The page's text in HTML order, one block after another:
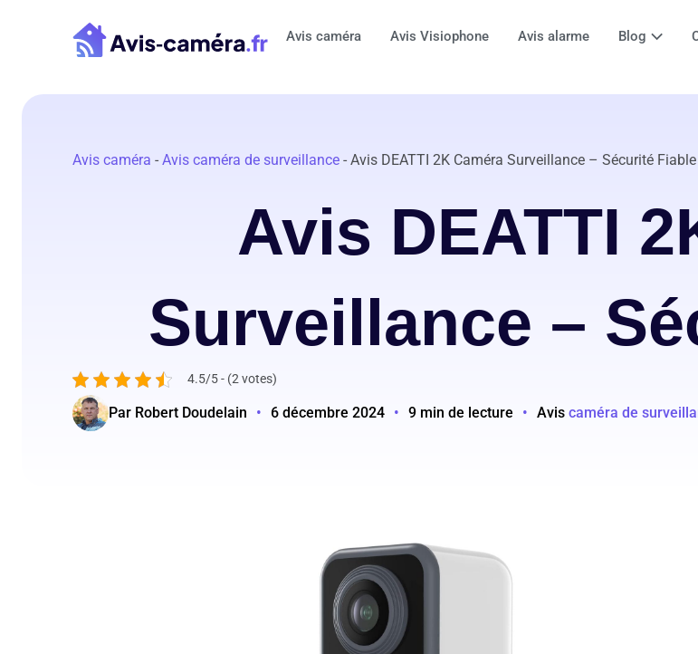
Avis caméra Avis Visiophone Avis alarme Blog
Avis caméra - Avis caméra de surveillance - Avis DEATTI 2K Caméra Surveillance – Sécurité Fiable
Avis DEATTI
Surveillance –
4.5/5 - (2 votes)
Par Robert Doudelain • 6 décembre 2024 • 9 min de lecture • Avis caméra de